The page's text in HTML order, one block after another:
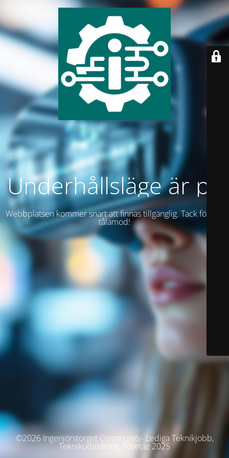
Underhållsläge är på
Webbplatsen kommer snart att finnas tillgänglig. Tack för ditt
tålamod!
©2026 Ingenjörstorget Community- Lediga Teknikjobb,
Teknikutbildning, Företag 2025